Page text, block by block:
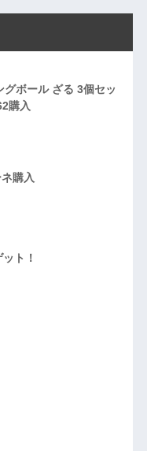
ボール ざる 3個セッ
購入
購入
ト！